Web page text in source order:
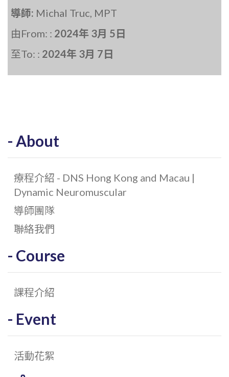
導師: Michal Truc, MPT
由From: : 2024年 3月 5日
至To: : 2024年 3月 7日
About
療程介紹 - DNS Hong Kong and Macau |
Dynamic Neuromuscular
導師團隊
聯絡我們
Course
課程介紹
Event
活動花絮